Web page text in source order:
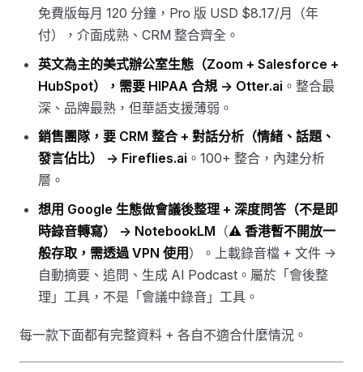
免費版每月 120 分鐘，Pro 版 USD $8.17/月（年
付），介面成熟、CRM 整合齊全。
英文為主的美式辦公室生態（Zoom + Salesforce +
HubSpot），需要 HIPAA 合規 → Otter.ai 。整合最
深、品牌最熟，但華語支援薄弱。
銷售團隊，要 CRM 整合 + 對話分析（情緒、話題、
發言佔比） → Fireflies.ai 。100+ 整合，內建分析
層。
想用 Google 生態做會議後整理 + 深度問答（不是即
時錄音轉寫） → NotebookLM （⚠️ 香港暫不開放一
般存取，需透過 VPN 使用 ）。上載錄音檔 + 文件 →
自動摘要、追問、生成 AI Podcast。屬於「會後整
理」工具，不是「會議中錄音」工具。
每一款下面都有完整資料 + 各自不適合什麼情況。